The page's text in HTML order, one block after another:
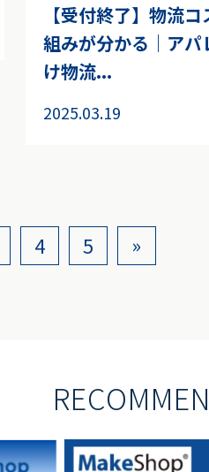
【受付終了】物流
組みが分かる｜アパ
け物流...
2025.03.19
4 5 »